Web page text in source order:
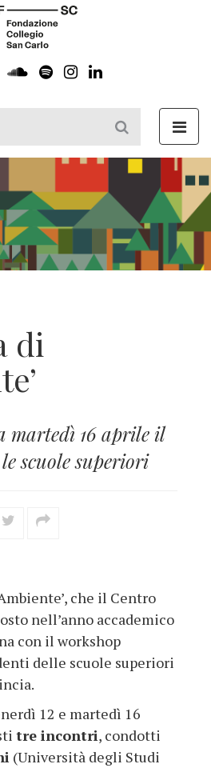
di
martedì 16 aprile il
scuole superiori
che il Centro
nell’anno accademico
con il workshop
delle scuole superiori
12 e martedì 16
tre incontri, condotti
(Università degli Studi